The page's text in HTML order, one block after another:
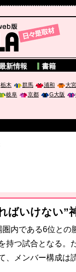
新情報 書籍
栃木 群馬 浦和 大宮
岐阜 京都 G大阪
」
ウム「気候変動から
ばいけない”
内である6位との
持つ試合となる。
メンバー構成は